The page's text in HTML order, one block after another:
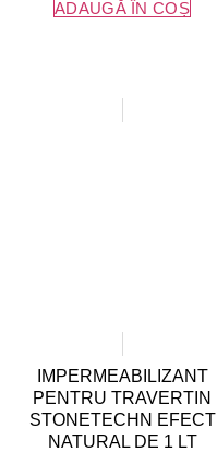
ADAUGĂ ÎN COȘ
IMPERMEABILIZANT
PENTRU TRAVERTIN
STONETECHN EFECT
NATURAL DE 1 LT